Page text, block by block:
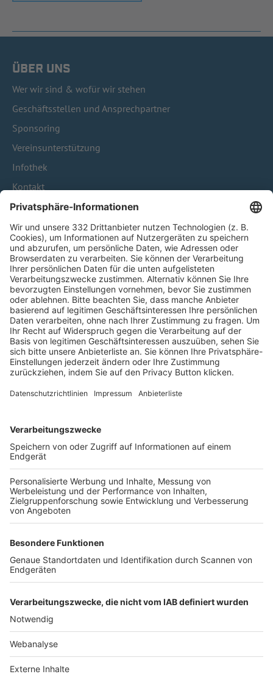
ÜBER UNS
Wer wir sind & wofür wir stehen
Geschäftsstellen und Ansprechpartner
Sponsoring
Vereinsunterstützung
Infothek
Kontakt
HÄUFIG BESUCHTE SEITEN
Pässe und Vereinswechsel
Trainerausbildung
Schulungsangebot Vereinsmitarbeiter
BFV-Geschäftsstellen
Trainerbörse
Login SpielPlus
FOLGE DEM BFV
TOP-VEREINE
TOP-PARTNER
Nutzungsbedingungen Datenschutz Impressum